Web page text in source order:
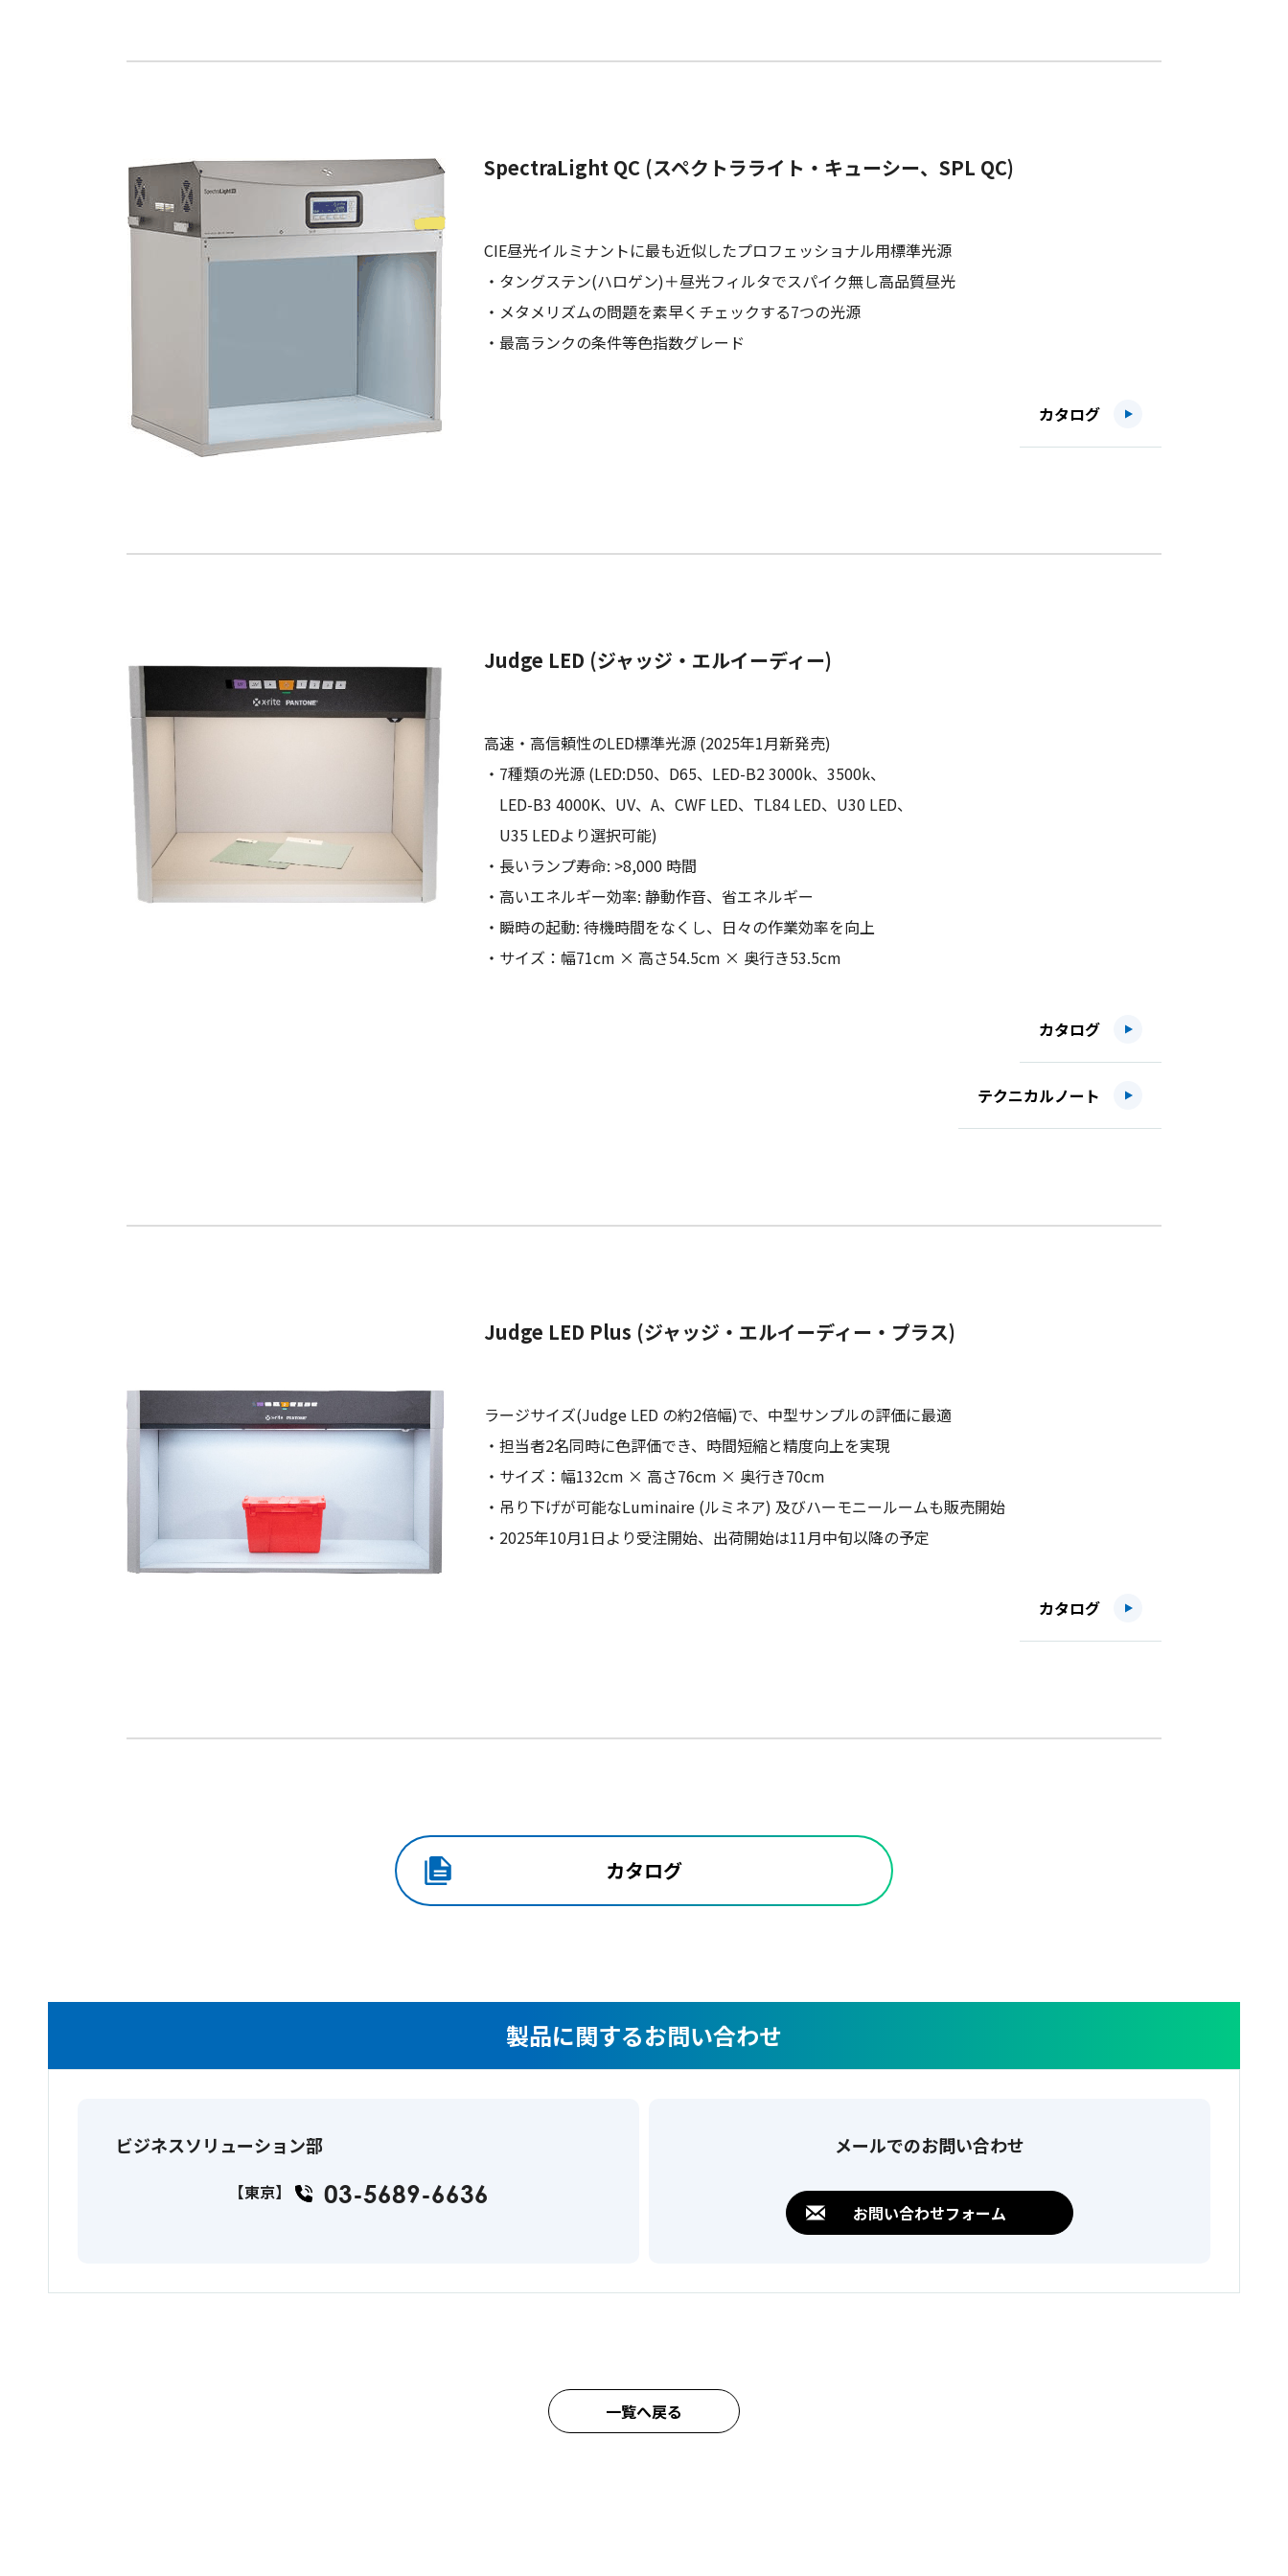
SpectraLight QC (スペクトラライト・キューシー、SPL QC)
CIE昼光イルミナントに最も近似したプロフェッショナル用標準光源
・タングステン(ハロゲン)＋昼光フィルタでスパイク無し高品質昼光
・メタメリズムの問題を素早くチェックする7つの光源
・最高ランクの条件等色指数グレード
カタログ
Judge LED (ジャッジ・エルイーディー)
高速・高信頼性のLED標準光源 (2025年1月新発売)
・7種類の光源 (LED:D50、D65、LED-B2 3000k、3500k、
LED-B3 4000K、UV、A、CWF LED、TL84 LED、U30 LED、
U35 LEDより選択可能)
・長いランプ寿命: >8,000 時間
・高いエネルギー効率: 静動作音、省エネルギー
・瞬時の起動: 待機時間をなくし、日々の作業効率を向上
・サイズ：幅71cm × 高さ54.5cm × 奥行き53.5cm
カタログ
テクニカルノート
Judge LED Plus (ジャッジ・エルイーディー・プラス)
ラージサイズ(Judge LED の約2倍幅)で、中型サンプルの評価に最適
・担当者2名同時に色評価でき、時間短縮と精度向上を実現
・サイズ：幅132cm × 高さ76cm × 奥行き70cm
・吊り下げが可能なLuminaire (ルミネア) 及びハーモニールームも販売開始
・2025年10月1日より受注開始、出荷開始は11月中旬以降の予定
カタログ
カタログ
製品に関するお問い合わせ
ビジネスソリューション部
【東京】 03-5689-6636
メールでのお問い合わせ
お問い合わせフォーム
一覧へ戻る